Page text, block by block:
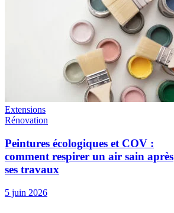
Extensions
Rénovation
Peintures écologiques et COV :
comment respirer un air sain après
ses travaux
5 juin 2026